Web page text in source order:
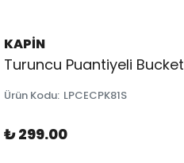
KAPİN
Turuncu Puantiyeli
Ürün Kodu: LPCECPK81S
₺ 299.00